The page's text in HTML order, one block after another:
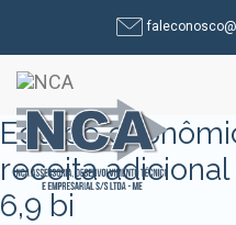
para
o
conteúdo
Equipe
receita adicional
6,9 bi